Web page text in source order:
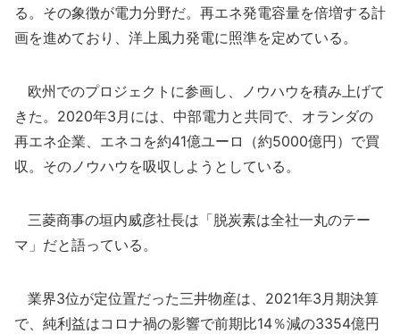
る。その象徴が電力分野だ。再エネ発電容量を倍増する計
画を進めており、洋上風力発電に照準を定めている。
欧州でのプロジェクトに参画し、ノウハウを積み上げて
きた。2020年3月には、中部電力と共同で、オランダの
再エネ企業、エネコを約41億ユーロ（約5000億円）で買
収。そのノウハウを吸収しようとしている。
三菱商事の垣内威彦社長は「脱炭素は全社一丸のテー
マ」だと語っている。
業界3位が定位置だった三井物産は、2021年3月期決算
で、純利益はコロナ禍の影響で前期比14％減の3354億円